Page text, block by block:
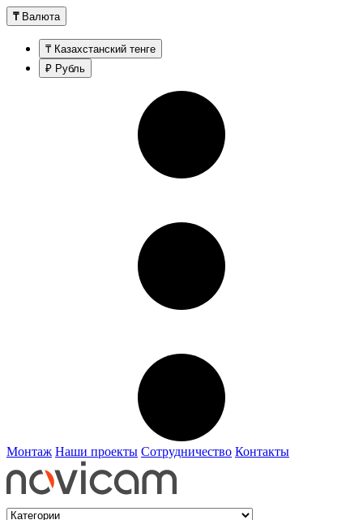
₸ Валюта
₸ Казахстанский тенге
₽ Рубль
Монтаж Наши проекты Сотрудничество Контакты